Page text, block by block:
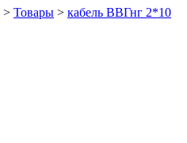
> Товары > кабель ВВГнг 2*10